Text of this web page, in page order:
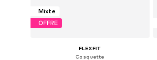
Mixte
OFFRE
FLEXFIT
Casquette